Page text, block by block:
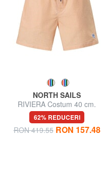
NORTH SAILS
RIVIERA Costum 40 cm.
62% REDUCERI
RON 419.55 RON 157.48